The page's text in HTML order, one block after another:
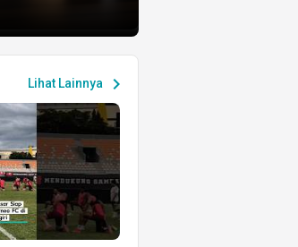
Lihat Lainnya chevron_right